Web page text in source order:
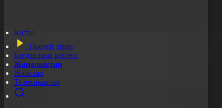
Басты
Тікелей эфир
Бағдарлама кестесі
Жаңалықтар
Жобалар
Телехикаялар